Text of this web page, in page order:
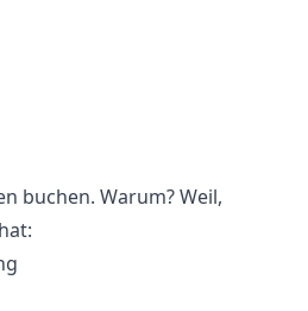
buchen. Warum? Weil,